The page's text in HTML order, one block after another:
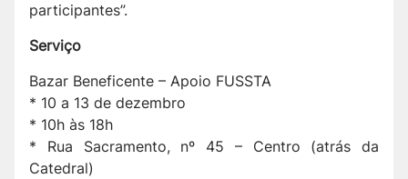
participantes”.
Serviço
Bazar Beneficente – Apoio FUSSTA
* 10 a 13 de dezembro
* 10h às 18h
* Rua Sacramento, nº 45 – Centro (atrás da
Catedral)